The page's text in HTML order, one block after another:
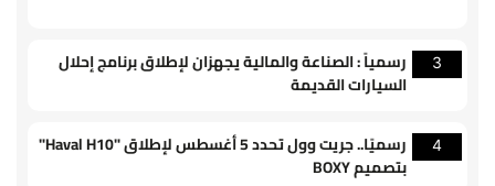
3
رسمياً : الصناعة والمالية يجهزان لإطلاق برنامج إحلال
السيارات القديمة
4
رسميًا.. جريت وول تحدد 5 أغسطس لإطلاق "Haval H10"
بتصميم BOXY